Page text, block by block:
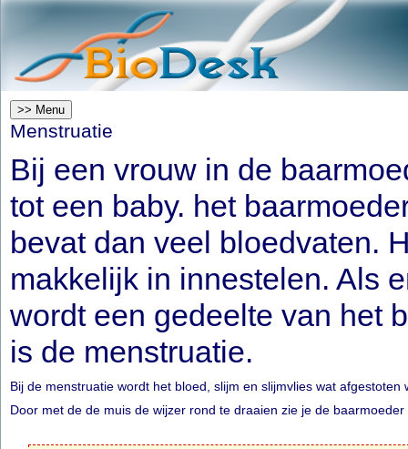
>> Menu
Menstruatie
Bij een vrouw in de
tot een baby. het
bevat dan veel bloedvaten.
makkelijk in innestelen. Als
wordt een gedeelte van het
is de menstruatie.
Bij de menstruatie wordt het bloed, slijm en slijmvlies wat
Door met de de muis de wijzer rond te draaien zie je de